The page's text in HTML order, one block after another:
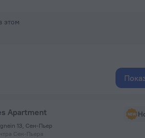
этом
Apartment
13, Сен-Пьер
Сен-Пьера